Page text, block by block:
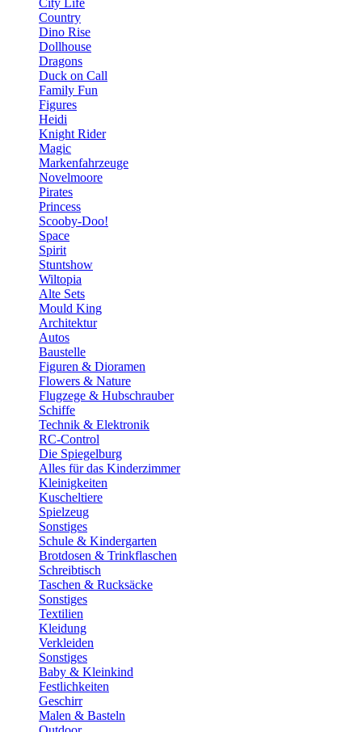
City Life
Country
Dino Rise
Dollhouse
Dragons
Duck on Call
Family Fun
Figures
Heidi
Knight Rider
Magic
Markenfahrzeuge
Novelmoore
Pirates
Princess
Scooby-Doo!
Space
Spirit
Stuntshow
Wiltopia
Alte Sets
Mould King
Architektur
Autos
Baustelle
Figuren & Dioramen
Flowers & Nature
Flugzege & Hubschrauber
Schiffe
Technik & Elektronik
RC-Control
Die Spiegelburg
Alles für das Kinderzimmer
Kleinigkeiten
Kuscheltiere
Spielzeug
Sonstiges
Schule & Kindergarten
Brotdosen & Trinkflaschen
Schreibtisch
Taschen & Rucksäcke
Sonstiges
Textilien
Kleidung
Verkleiden
Sonstiges
Baby & Kleinkind
Festlichkeiten
Geschirr
Malen & Basteln